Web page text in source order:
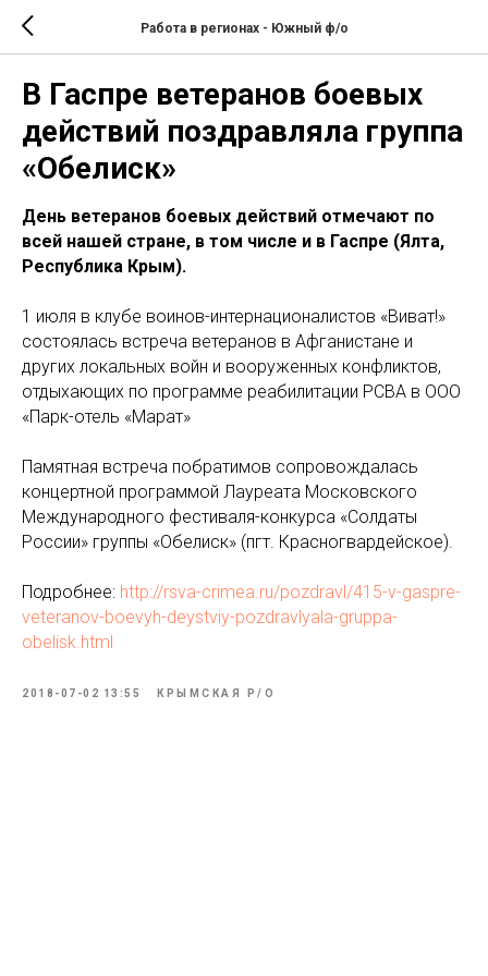
Работа в регионах - Южный ф/о
В Гаспре ветеранов боевых
действий поздравляла группа
«Обелиск»
День ветеранов боевых действий отмечают по
всей нашей стране, в том числе и в Гаспре (Ялта,
Республика Крым).
1 июля в клубе воинов-интернационалистов «Виват!»
состоялась встреча ветеранов в Афганистане и
других локальных войн и вооруженных конфликтов,
отдыхающих по программе реабилитации РСВА в ООО
«Парк-отель «Марат»
Памятная встреча побратимов сопровождалась
концертной программой Лауреата Московского
Международного фестиваля-конкурса «Солдаты
России» группы «Обелиск» (пгт. Красногвардейское).
Подробнее: http://rsva-crimea.ru/pozdravl/415-v-gaspre-
veteranov-boevyh-deystviy-pozdravlyala-gruppa-
obelisk.html
2018-07-02 13:55 КРЫМСКАЯ Р/О